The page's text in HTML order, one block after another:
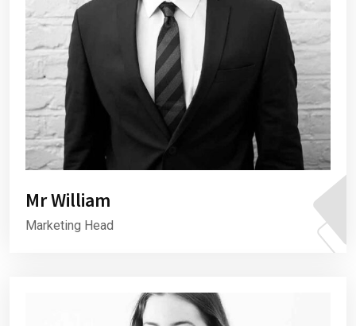
Mr William
Marketing Head